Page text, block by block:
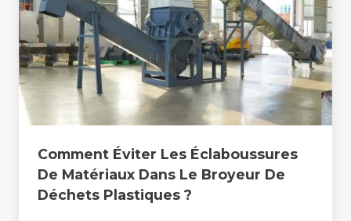
Comment Éviter Les Éclaboussures
De Matériaux Dans Le Broyeur De
Déchets Plastiques ?